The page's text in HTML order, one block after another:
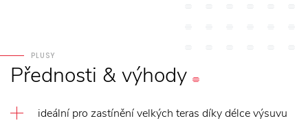
PLUSY
Přednosti &výhody
ideální pro zastínění velkých teras díky délce výsuvu